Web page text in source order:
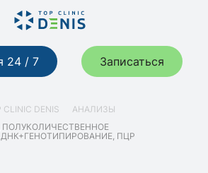
24 / 7 Записаться
CLINIC DENIS
АНАЛИЗЫ
ПОЛУКОЛИЧЕСТВЕННОЕ
ПЦР